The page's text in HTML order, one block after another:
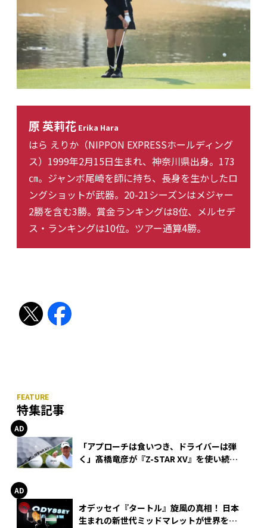
原 英莉花 Erika Hara
はら えりか（NIPPON EXPRESSホールディング
ス）1999年2月15日生まれ、神奈川県出身。173
㎝。ジャンボ尾崎を師に持ち、長身を生かしたロ
ングショットが武器。20-21シーズンはメジャー
2勝を含む3勝。賞金ランキングは8位、メルセデ
ス・ランキングは10位。ツアー通算4勝。
特集記事
「アプローチは食いつき、ドライバーは弾
く」髙橋竜彦が『Z-STAR XV』を使い続け
オデッセイ『タートル』旋風の真相！ 日本
生まれの新世代ミッドマレットが世界を席